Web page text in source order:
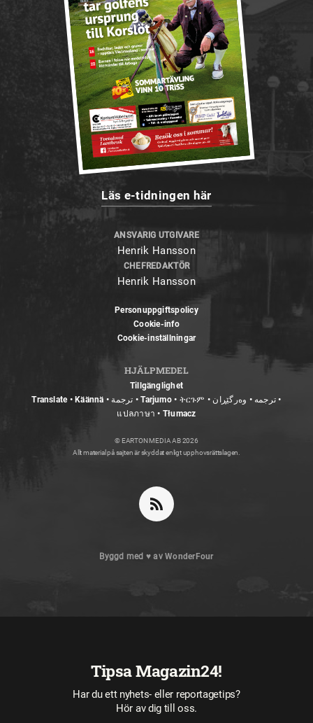
Läs e-tidningen här
ANSVARIG UTGIVARE
Henrik Hansson
CHEFREDAKTÖR
Henrik Hansson
Personuppgiftspolicy
Cookie-info
Cookie-inställningar
HJÄLPMEDEL
Tillgänglighet
Translate • Käännä • ترجمة • Tarjumo • ትርጉም • ترجمه • وەرگێڕان •
แปลภาษา • Tłumacz
© EARTON MEDIA AB 2026
Allt material på sajten är skyddat enligt upphovsrättslagen.
Byggd med ♥ avWonderFour
Tipsa Magazin24!
Har du ett nyhets- eller reportagetips?
Hör av dig till oss.